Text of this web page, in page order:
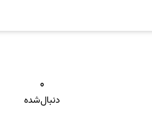
۰
دنبال‌شده